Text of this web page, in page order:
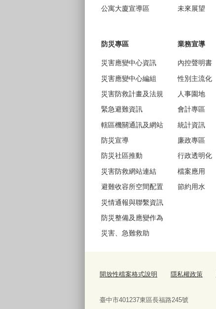
公寓大廈宣導區
未來展望
防災專區
災害應變中心資訊
災害應變中心編組
災害防救計畫及法規
緊急避難資訊
轄區機關通訊及網站
防災宣導
防災社區推動
災害防救網站連結
避難收容所空間配置
災情通報與聯繫資訊
防災整備及應變作為
災害、急難救助
業務宣導
內控聲明書
性別主流化
人事園地
會計專區
統計資訊
廉政專區
行政透明化
檔案應用
節約用水
開放性檔案格式說明 隱私權政策
臺中市401237東區長福路245號